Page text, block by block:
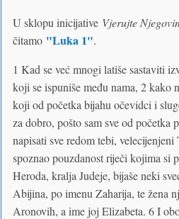
U sklopu inicijative Vjerujte
čitamo "Luka 1".
1 Kad se već mnogi latiše sastaviti
koji se ispuniše među nama, 2 kako
koji od početka bijahu očevidci i
za dobro, pošto sam sve od početka
napisati sve redom tebi,
spoznao pouzdanost riječi kojima si
Heroda, kralja Judeje, bijaše neki
Abijina, po imenu Zaharija, te žena
Aronovih, a ime joj Elizabeta. 6 I